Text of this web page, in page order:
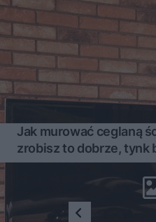
Jak murować ceglaną
zrobisz to dobrze, tynk